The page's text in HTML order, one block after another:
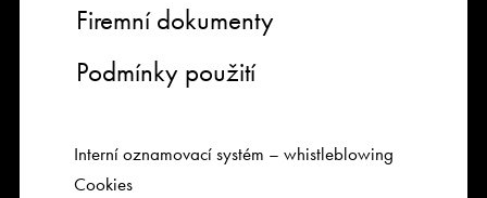
Firemní dokumenty
Podmínky použití
Interní oznamovací systém – whistleblowing
Cookies